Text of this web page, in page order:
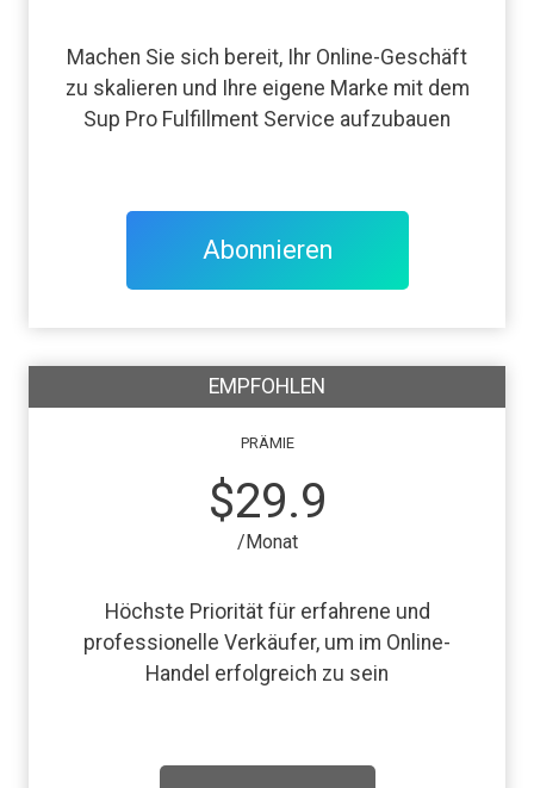
Machen Sie sich bereit, Ihr Online-Geschäft
zu skalieren und Ihre eigene Marke mit dem
Sup Pro Fulfillment Service aufzubauen
Abonnieren
EMPFOHLEN
PRÄMIE
$29.9
/Monat
Höchste Priorität für erfahrene und
professionelle Verkäufer, um im Online-
Handel erfolgreich zu sein